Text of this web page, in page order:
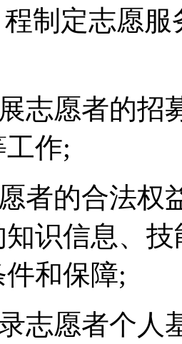
制定志愿
志愿者的招
作;
者的合法权
识信息、
和保障;
志愿者个人